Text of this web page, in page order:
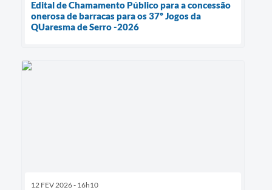
Edital de Chamamento Público para a concessão
onerosa de barracas para os 37º Jogos da
QUaresma de Serro -2026
12 FEV 2026 - 16h10